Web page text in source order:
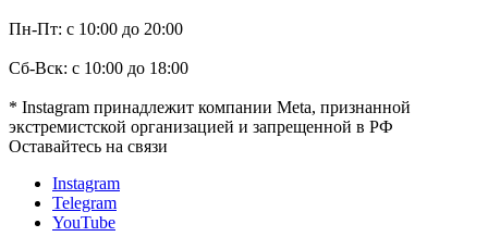
Пн-Пт: с 10:00 до 20:00
Сб-Вск: с 10:00 до 18:00
* Instagram принадлежит компании Meta, признанной
экстремистской организацией и запрещенной в РФ
Оставайтесь на связи
Instagram
Telegram
YouTube